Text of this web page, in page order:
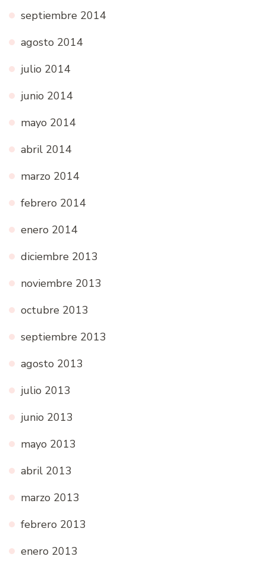
septiembre 2014
agosto 2014
julio 2014
junio 2014
mayo 2014
abril 2014
marzo 2014
febrero 2014
enero 2014
diciembre 2013
noviembre 2013
octubre 2013
septiembre 2013
agosto 2013
julio 2013
junio 2013
mayo 2013
abril 2013
marzo 2013
febrero 2013
enero 2013